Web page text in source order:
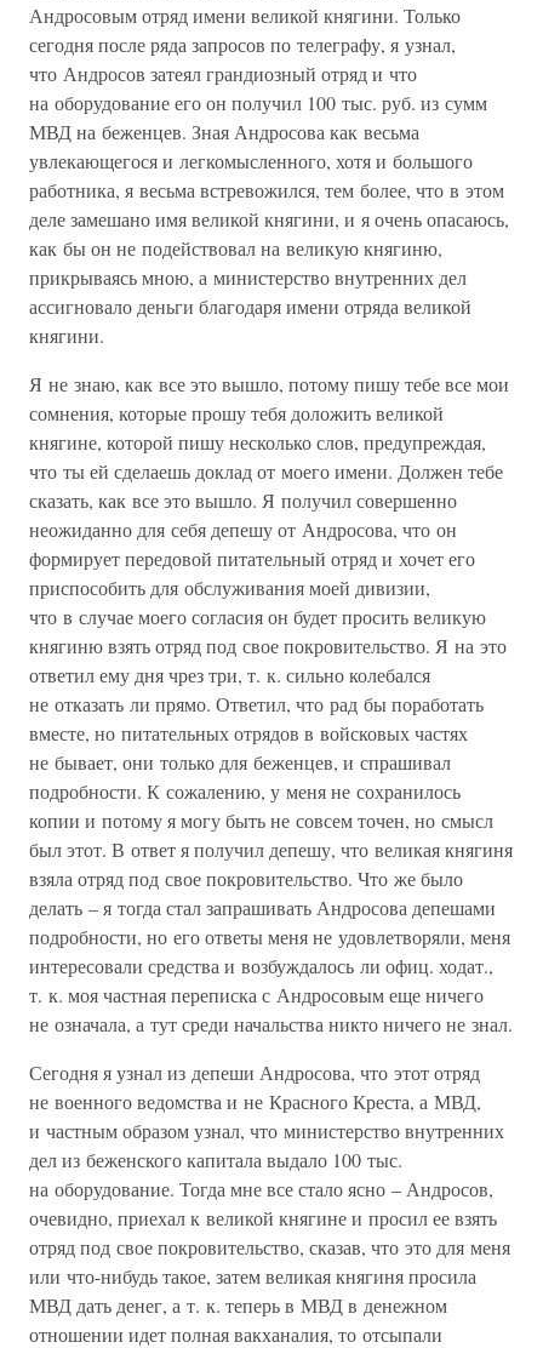
Андросовым отряд имени великой княгини. Только
сегодня после ряда запросов по телеграфу, я узнал,
что Андросов затеял грандиозный отряд и что
на оборудование его он получил 100 тыс. руб. из сумм
МВД на беженцев. Зная Андросова как весьма
увлекающегося и легкомысленного, хотя и большого
работника, я весьма встревожился, тем более, что в этом
деле замешано имя великой княгини, и я очень опасаюсь,
как бы он не подействовал на великую княгиню,
прикрываясь мною, а министерство внутренних дел
ассигновало деньги благодаря имени отряда великой
княгини.
Я не знаю, как все это вышло, потому пишу тебе все мои
сомнения, которые прошу тебя доложить великой
княгине, которой пишу несколько слов, предупреждая,
что ты ей сделаешь доклад от моего имени. Должен тебе
сказать, как все это вышло. Я получил совершенно
неожиданно для себя депешу от Андросова, что он
формирует передовой питательный отряд и хочет его
приспособить для обслуживания моей дивизии,
что в случае моего согласия он будет просить великую
княгиню взять отряд под свое покровительство. Я на это
ответил ему дня чрез три, т. к. сильно колебался
не отказать ли прямо. Ответил, что рад бы поработать
вместе, но питательных отрядов в войсковых частях
не бывает, они только для беженцев, и спрашивал
подробности. К сожалению, у меня не сохранилось
копии и потому я могу быть не совсем точен, но смысл
был этот. В ответ я получил депешу, что великая княгиня
взяла отряд под свое покровительство. Что же было
делать – я тогда стал запрашивать Андросова депешами
подробности, но его ответы меня не удовлетворяли, меня
интересовали средства и возбуждалось ли офиц. ходат.,
т. к. моя частная переписка с Андросовым еще ничего
не означала, а тут среди начальства никто ничего не знал.
Сегодня я узнал из депеши Андросова, что этот отряд
не военного ведомства и не Красного Креста, а МВД,
и частным образом узнал, что министерство внутренних
дел из беженского капитала выдало 100 тыс.
на оборудование. Тогда мне все стало ясно – Андросов,
очевидно, приехал к великой княгине и просил ее взять
отряд под свое покровительство, сказав, что это для меня
или что-нибудь такое, затем великая княгиня просила
МВД дать денег, а т. к. теперь в МВД в денежном
отношении идет полная вакханалия, то отсыпали